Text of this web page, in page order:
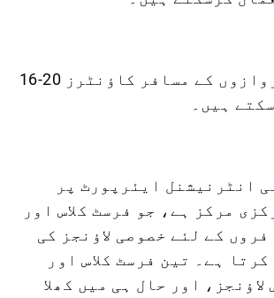
تمام دیگر پروازوں کے مسافر کاؤنٹرز 20-16
ہیں۔
3 دبئی انٹرنیشنل ایئرپورٹ پر
مرکز ہے، جو فرسٹ کلاس اور
کے لئے خصوصی لاؤنجز کی
ہے۔ تین فرسٹ کلاس اور
لاؤنجز، اور حال ہی میں کھلا